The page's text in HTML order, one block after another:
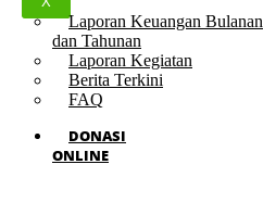
Laporan Keuangan Bulanan
dan Tahunan
Laporan Kegiatan
Berita Terkini
FAQ
DONASI
ONLINE